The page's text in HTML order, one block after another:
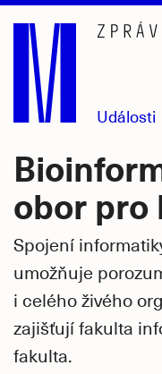
Přejít
hlavní
obsah
Události
obor pro
Spojení
umožňuje
i celého živého
zajišťují fakulta
fakulta.